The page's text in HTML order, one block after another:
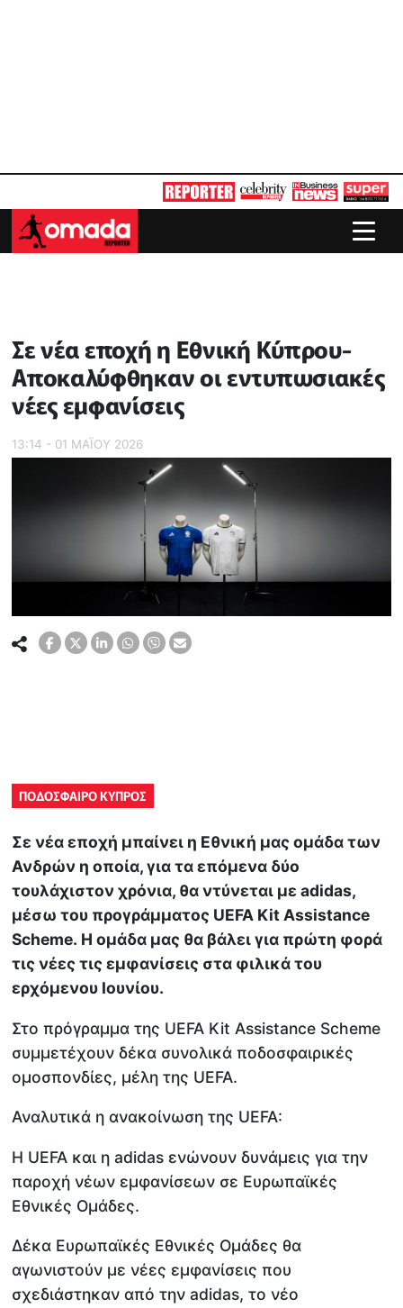
Σε νέα εποχή η Εθνική Κύπρου-
Αποκαλύφθηκαν οι εντυπωσιακές
νέες εμφανίσεις
13:14 - 01 ΜΑΪ́ΟΥ 2026
ΠΟΔΟΣΦΑΙΡΟ ΚΥΠΡΟΣ
Σε νέα εποχή μπαίνει η Εθνική μας ομάδα των
Ανδρών η οποία, για τα επόμενα δύο
τουλάχιστον χρόνια, θα ντύνεται με adidas,
μέσω του προγράμματος UEFA Kit Assistance
Scheme. Η ομάδα μας θα βάλει για πρώτη φορά
τις νέες τις εμφανίσεις στα φιλικά του
ερχόμενου Ιουνίου.
Στο πρόγραμμα της UEFA Kit Assistance Scheme
συμμετέχουν δέκα συνολικά ποδοσφαιρικές
ομοσπονδίες, μέλη της UEFA.
Αναλυτικά η ανακοίνωση της UEFA:
Η UEFA και η adidas ενώνουν δυνάμεις για την
παροχή νέων εμφανίσεων σε Ευρωπαϊκές
Εθνικές Ομάδες.
Δέκα Ευρωπαϊκές Εθνικές Ομάδες θα
αγωνιστούν με νέες εμφανίσεις που
σχεδιάστηκαν από την adidas, το νέο